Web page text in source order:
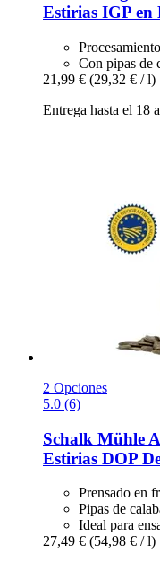
Estirias IGP en
Con pipas de
21,99 € (29,32 € / l)
Entrega hasta el 18
2 Opciones
5.0 (6)
Schalk Mühle
Estirias DOP
Prensado en
Pipas de
Ideal para
27,49 € (54,98 € / l)